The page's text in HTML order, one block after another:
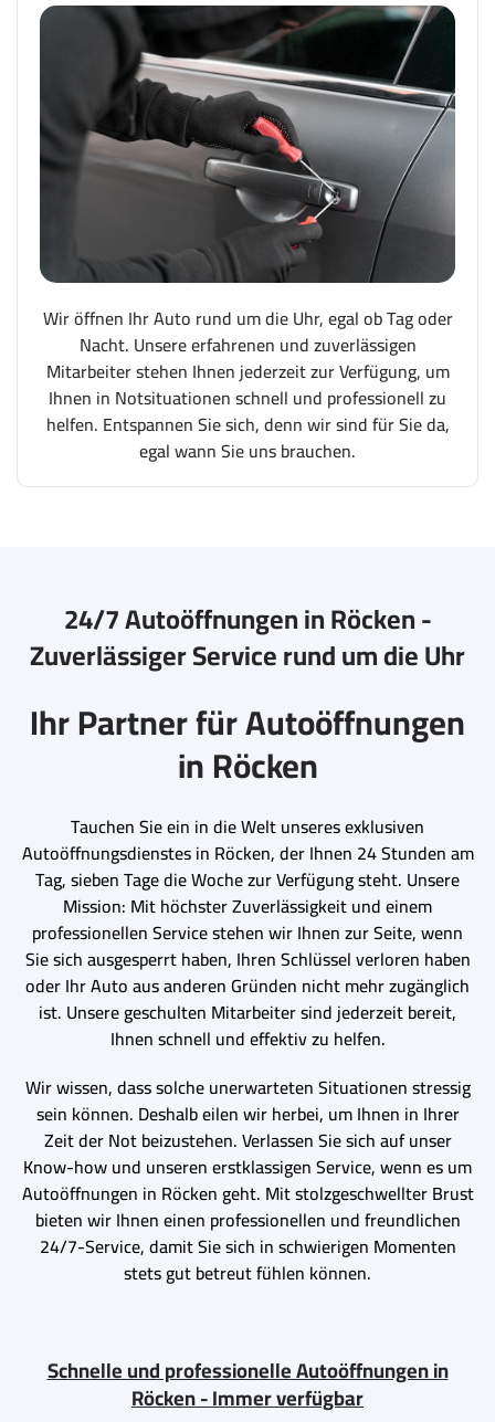
Wir öffnen Ihr Auto rund um die Uhr, egal ob Tag oder
Nacht. Unsere erfahrenen und zuverlässigen
Mitarbeiter stehen Ihnen jederzeit zur Verfügung, um
Ihnen in Notsituationen schnell und professionell zu
helfen. Entspannen Sie sich, denn wir sind für Sie da,
egal wann Sie uns brauchen.
24/7 Autoöffnungen in Röcken -
Zuverlässiger Service rund um die Uhr
Ihr Partner für Autoöffnungen
in Röcken
Tauchen Sie ein in die Welt unseres exklusiven
Autoöffnungsdienstes in Röcken, der Ihnen 24 Stunden am
Tag, sieben Tage die Woche zur Verfügung steht. Unsere
Mission: Mit höchster Zuverlässigkeit und einem
professionellen Service stehen wir Ihnen zur Seite, wenn
Sie sich ausgesperrt haben, Ihren Schlüssel verloren haben
oder Ihr Auto aus anderen Gründen nicht mehr zugänglich
ist. Unsere geschulten Mitarbeiter sind jederzeit bereit,
Ihnen schnell und effektiv zu helfen.
Wir wissen, dass solche unerwarteten Situationen stressig
sein können. Deshalb eilen wir herbei, um Ihnen in Ihrer
Zeit der Not beizustehen. Verlassen Sie sich auf unser
Know-how und unseren erstklassigen Service, wenn es um
Autoöffnungen in Röcken geht. Mit stolzgeschwellter Brust
bieten wir Ihnen einen professionellen und freundlichen
24/7-Service, damit Sie sich in schwierigen Momenten
stets gut betreut fühlen können.
Schnelle und professionelle Autoöffnungen in
Röcken - Immer verfügbar